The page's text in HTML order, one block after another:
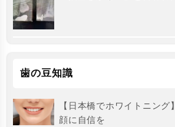
歯の豆知識
【日本橋でホワイトニング
顔に自信を